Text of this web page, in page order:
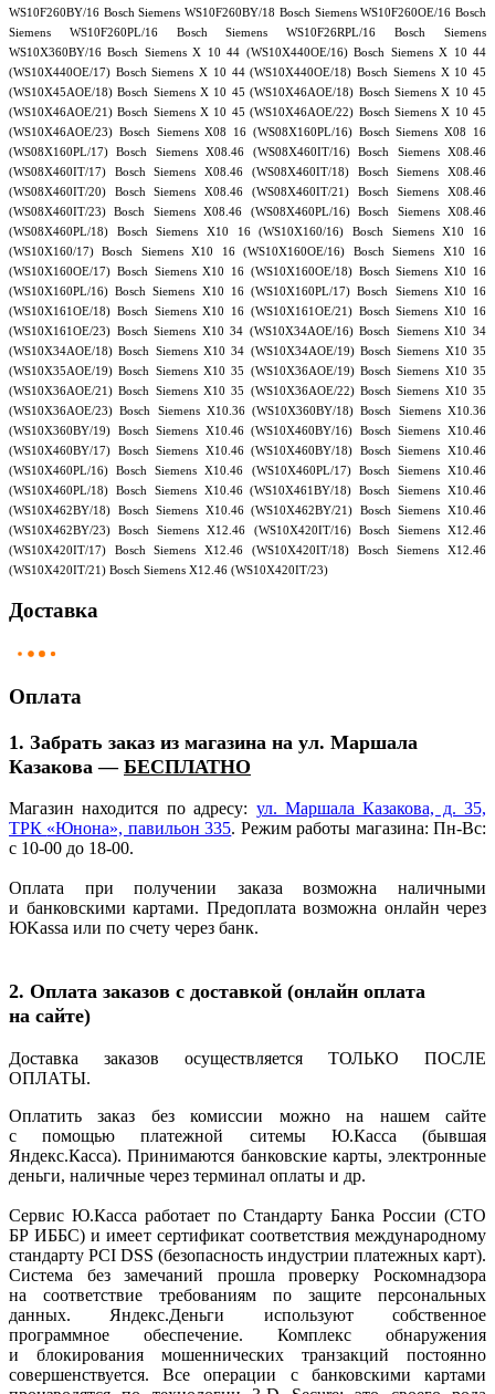
Доставка
Оплата
1. Забрать заказ из магазина на ул. Маршала
Казакова — БЕСПЛАТНО
Магазин находится по адресу: ул. Маршала Казакова, д. 35,
ТРК «Юнона», павильон 335. Режим работы магазина: Пн-Вс:
с 10-00 до 18-00.
Оплата при получении заказа возможна наличными
и банковскими картами. Предоплата возможна онлайн через
ЮKassa или по счету через банк.
2. Оплата заказов с доставкой (онлайн оплата
на сайте)
Доставка заказов осуществляется ТОЛЬКО ПОСЛЕ
ОПЛАТЫ.
Оплатить заказ без комиссии можно на нашем сайте
с помощью платежной ситемы Ю.Касса
(бывшая
Яндекс.Касса). Принимаются банковские карты, электронные
деньги, наличные через терминал оплаты и др.
Сервис Ю.Касса работает по Стандарту Банка России (СТО
БР ИББС) и имеет сертификат соответствия международному
стандарту PCI DSS (безопасность индустрии платежных карт).
Система без замечаний прошла проверку Роскомнадзора
на соответствие требованиям по защите персональных
данных. Яндекс.Деньги используют собственное
программное обеспечение. Комплекс обнаружения
и блокирования мошеннических транзакций постоянно
совершенствуется. Все операции с банковскими картами